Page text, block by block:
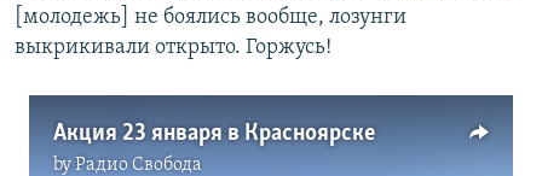
[молодежь] не боялись вообще, лозунги
выкрикивали открыто. Горжусь!
Акция 23 января в Красноярске
byРадио Свобода